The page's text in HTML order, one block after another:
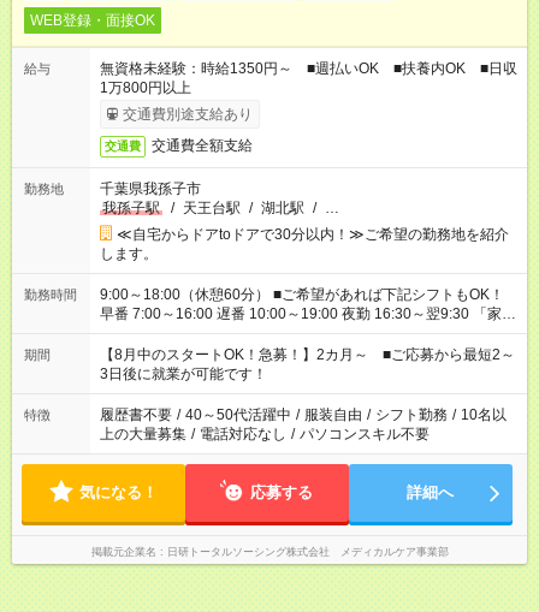
WEB登録・面接OK
給与
無資格未経験：時給1350円～ ■週払いOK ■扶養内OK ■日収
1万800円以上
交通費別途支給あり
交通費 交通費全額支給
勤務地
千葉県我孫子市
我孫子駅
/ 天王台駅 / 湖北駅 / …
≪自宅からドアtoドアで30分以内！≫ご希望の勤務地を紹介
します。
勤務時間
9:00～18:00（休憩60分） ■ご希望があれば下記シフトもOK！
早番 7:00～16:00 遅番 10:00～19:00 夜勤 16:30～翌9:30 「家族
と休みを合わせたい」 「余裕を持って夕飯の準備がしたい」
「できれば残業はしたくない」 など、ご希望を教えてください
ね。 ※Wワーク希望の方へ 今ご覧のお仕事で希望する勤務時間
と、もう1つのお仕事の勤務時間。 合計で週40時間を超える場
合は応募できません。
期間
【8月中のスタートOK！急募！】2カ月～ ■ご応募から最短2～
3日後に就業が可能です！
特徴 履歴書不要 / 40～50代活躍中 / 服装自由 / シフト勤務 / 10名以
上の大量募集 / 電話対応なし / パソコンスキル不要
気になる！ 応募する 詳細へ
掲載元企業名 日研トータルソーシング株式会社 メディカルケア事業部